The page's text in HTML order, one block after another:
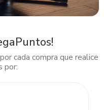
cada compra que realice
por: